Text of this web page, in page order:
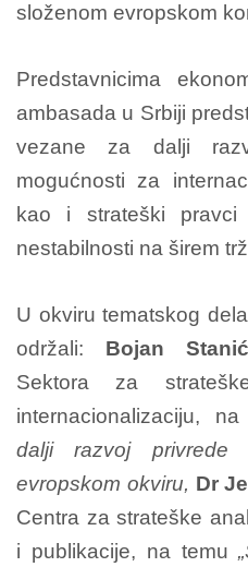
složenom evropskom
Predstavnicima
ambasada u Srbiji
vezane za dalji
mogućnosti za
kao i strateški pravci
nestabilnosti na širem
U okviru tematskog
održali: Bojan Stanić
Sektora za
internacionalizaciju,
dalji razvoj privrede
evropskom okviru, Dr
Centra za strateške
i publikacije, na temu